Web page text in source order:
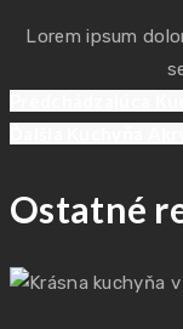
Lorem ipsum
Navigácia
článku
Next
post:
Ostatné